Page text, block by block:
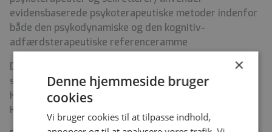
evidensbaserede psykoterapeutiske metoder indenfor
både den psykodynamiske og den kognitiv-
adfærdsterapeutiske referenceramme
Det daglige arbejde samt løbende undervisning,
supervision og personalemøder er i Psykoterapeutisk
Klinik, der er beliggende i Nannasgade 28, 2200
København N.
×
Denne hjemmeside bruger
cookies
Vi bruger cookies til at tilpasse indhold,